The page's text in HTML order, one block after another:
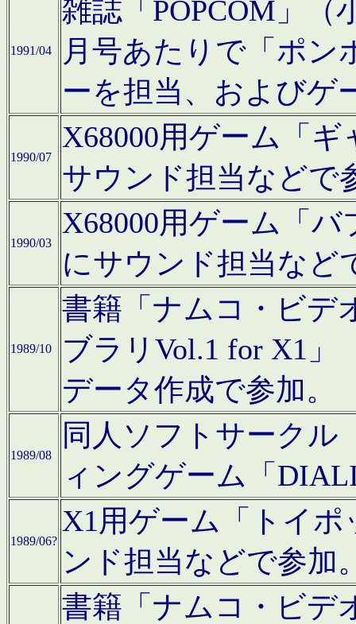
1991/04
雑誌「POPCOM」（
月号あたりで「ポン
ーを担当、およびゲ
1990/07
X68000用ゲーム「
サウンド担当などで
1990/03
X68000用ゲーム「
にサウンド担当など
1989/10
書籍「ナムコ・ビデ
ブラリVol.1 for X1」
データ作成で参加。
1989/08
同人ソフトサークル
ィングゲーム「
1989/06?
X1用ゲーム「トイ
ンド担当などで参加
書籍「ナムコ・ビデ